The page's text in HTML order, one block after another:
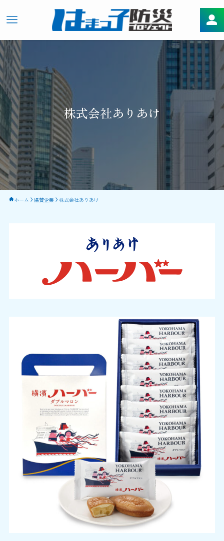
株式会社ありあけ
ホーム 協賛企業 株式会社ありあけ